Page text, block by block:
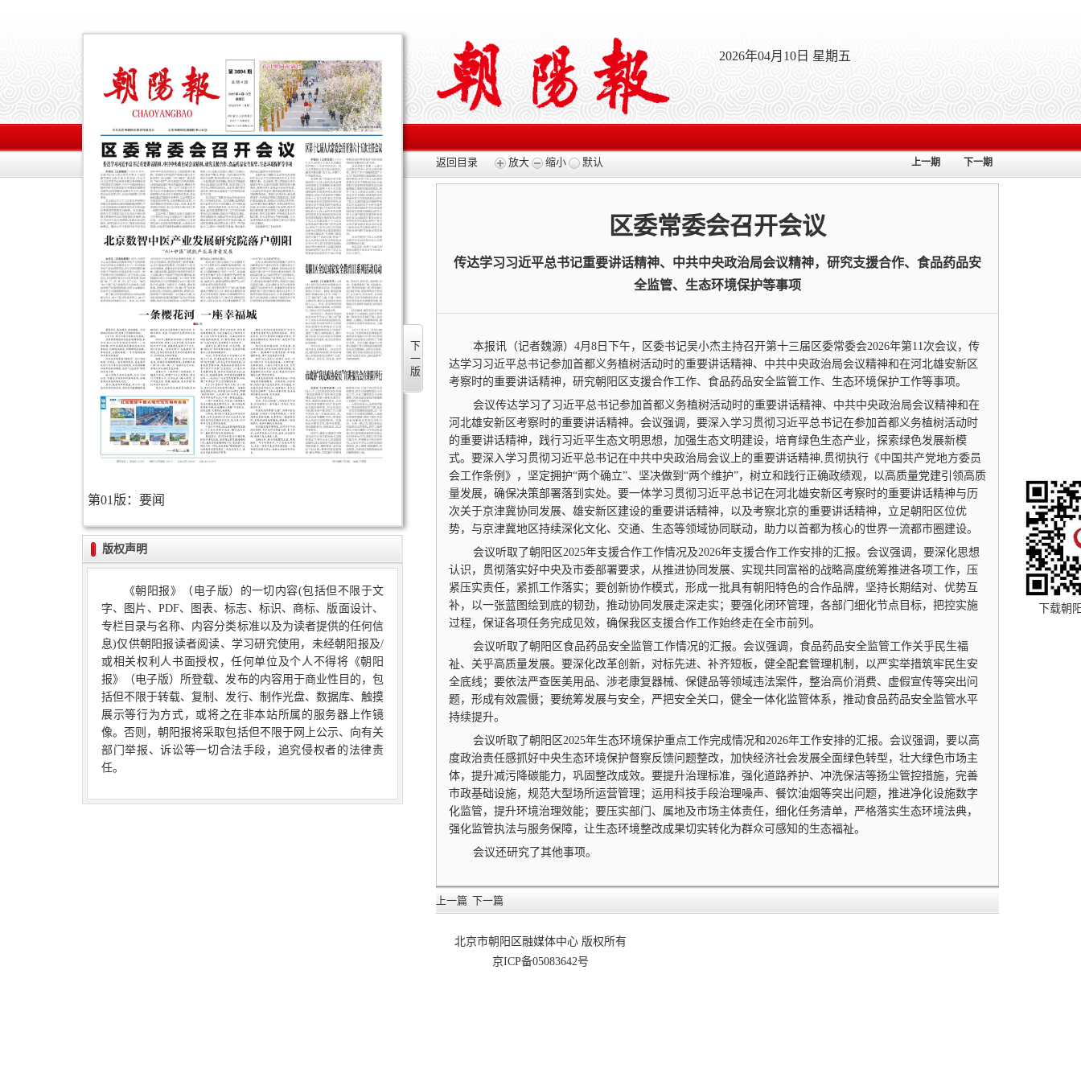
下载朝
下一版
第01版：要闻
版权声明
《朝阳报》（电子版）的一切内容(包括但不限于文
字、图片、PDF、图表、标志、标识、商标、版面设计、
专栏目录与名称、内容分类标准以及为读者提供的任何信
息)仅供朝阳报读者阅读、学习研究使用，未经朝阳报及/
或相关权利人书面授权，任何单位及个人不得将《朝阳
报》（电子版）所登载、发布的内容用于商业性目的，包
括但不限于转载、复制、发行、制作光盘、数据库、触摸
展示等行为方式，或将之在非本站所属的服务器上作镜
像。否则，朝阳报将采取包括但不限于网上公示、向有关
部门举报、诉讼等一切合法手段，追究侵权者的法律责
任。
2026年04月10日 星期五
返回目录 放大 缩小 默认 上一期 下一期
区委常委会召开会议
传达学习习近平总书记重要讲话精神、中共中央政治局会议精神，研究支援合作、食品药品安
全监管、生态环境保护等事项
本报讯（记者魏源）4月8日下午，区委书记吴小杰主持召开第十三届区委常委会2026年第11次会议，传
达学习习近平总书记参加首都义务植树活动时的重要讲话精神、中共中央政治局会议精神和在河北雄安新区
考察时的重要讲话精神，研究朝阳区支援合作工作、食品药品安全监管工作、生态环境保护工作等事项。
会议传达学习了习近平总书记参加首都义务植树活动时的重要讲话精神、中共中央政治局会议精神和在
河北雄安新区考察时的重要讲话精神。会议强调，要深入学习贯彻习近平总书记在参加首都义务植树活动时
的重要讲话精神，践行习近平生态文明思想，加强生态文明建设，培育绿色生态产业，探索绿色发展新模
式。要深入学习贯彻习近平总书记在中共中央政治局会议上的重要讲话精神,贯彻执行《中国共产党地方委员
会工作条例》，坚定拥护“两个确立”、坚决做到“两个维护”，树立和践行正确政绩观，以高质量党建引领高质
量发展，确保决策部署落到实处。要一体学习贯彻习近平总书记在河北雄安新区考察时的重要讲话精神与历
次关于京津冀协同发展、雄安新区建设的重要讲话精神，以及考察北京的重要讲话精神，立足朝阳区位优
势，与京津冀地区持续深化文化、交通、生态等领域协同联动，助力以首都为核心的世界一流都市圈建设。
会议听取了朝阳区2025年支援合作工作情况及2026年支援合作工作安排的汇报。会议强调，要深化思想
认识，贯彻落实好中央及市委部署要求，从推进协同发展、实现共同富裕的战略高度统筹推进各项工作，压
紧压实责任，紧抓工作落实；要创新协作模式，形成一批具有朝阳特色的合作品牌，坚持长期结对、优势互
补，以一张蓝图绘到底的韧劲，推动协同发展走深走实；要强化闭环管理，各部门细化节点目标，把控实施
过程，保证各项任务完成见效，确保我区支援合作工作始终走在全市前列。
会议听取了朝阳区食品药品安全监管工作情况的汇报。会议强调，食品药品安全监管工作关乎民生福
祉、关乎高质量发展。要深化改革创新，对标先进、补齐短板，健全配套管理机制，以严实举措筑牢民生安
全底线；要依法严查医美用品、涉老康复器械、保健品等领域违法案件，整治高价消费、虚假宣传等突出问
题，形成有效震慑；要统筹发展与安全，严把安全关口，健全一体化监管体系，推动食品药品安全监管水平
持续提升。
会议听取了朝阳区2025年生态环境保护重点工作完成情况和2026年工作安排的汇报。会议强调，要以高
度政治责任感抓好中央生态环境保护督察反馈问题整改，加快经济社会发展全面绿色转型，壮大绿色市场主
体，提升减污降碳能力，巩固整改成效。要提升治理标准，强化道路养护、冲洗保洁等扬尘管控措施，完善
市政基础设施，规范大型场所运营管理；运用科技手段治理噪声、餐饮油烟等突出问题，推进净化设施数字
化监管，提升环境治理效能；要压实部门、属地及市场主体责任，细化任务清单，严格落实生态环境法典，
强化监管执法与服务保障，让生态环境整改成果切实转化为群众可感知的生态福祉。
会议还研究了其他事项。
上一篇 下一篇
北京市朝阳区融媒体中心 版权所有
京ICP备05083642号